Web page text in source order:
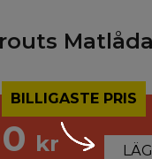
BILLIGASTE PRIS
kr